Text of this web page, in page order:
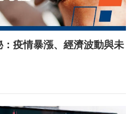
疫情暴漲、經濟波動與未